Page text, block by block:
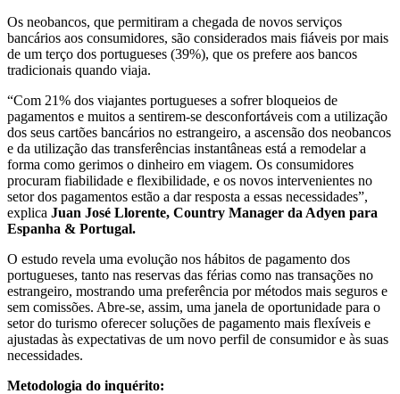
Os neobancos, que permitiram a chegada de novos serviços
bancários aos consumidores, são considerados mais fiáveis por mais
de um terço dos portugueses (39%), que os prefere aos bancos
tradicionais quando viaja.
“Com 21% dos viajantes portugueses a sofrer bloqueios de
pagamentos e muitos a sentirem-se desconfortáveis com a utilização
dos seus cartões bancários no estrangeiro, a ascensão dos neobancos
e da utilização das transferências instantâneas está a remodelar a
forma como gerimos o dinheiro em viagem. Os consumidores
procuram fiabilidade e flexibilidade, e os novos intervenientes no
setor dos pagamentos estão a dar resposta a essas necessidades”,
explica Juan José Llorente, Country Manager da Adyen para
Espanha & Portugal.
O estudo revela uma evolução nos hábitos de pagamento dos
portugueses, tanto nas reservas das férias como nas transações no
estrangeiro, mostrando uma preferência por métodos mais seguros e
sem comissões. Abre-se, assim, uma janela de oportunidade para o
setor do turismo oferecer soluções de pagamento mais flexíveis e
ajustadas às expectativas de um novo perfil de consumidor e às suas
necessidades.
Metodologia do inquérito: